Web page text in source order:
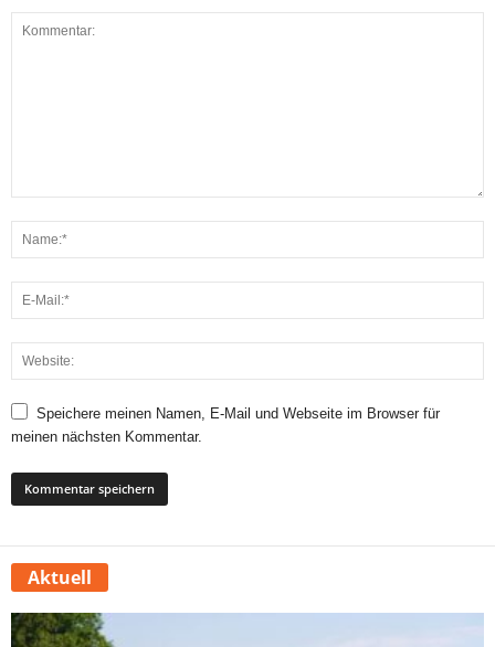
Speichere meinen Namen, E-Mail und Webseite im Browser für
meinen nächsten Kommentar.
Aktuell